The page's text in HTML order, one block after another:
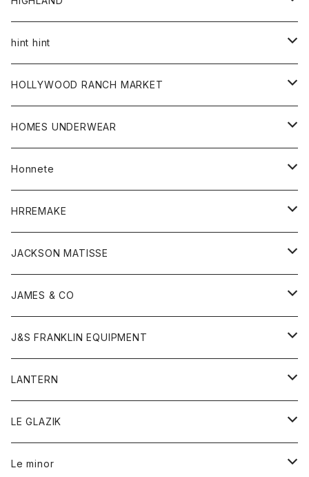
ジャケット
トップス
シャツ
カーディガン
ボトム
グッズ
帽子
帽子
hint hint
ストール
HOLLYWOOD RANCH MARKET
アウター
カーディガン
コート
フリース
アクセサリー
ウォレット
ストール
マフラー
キッズ
Tシャツ
グッズ
アンダーウェア
靴
トップス
カーディガン
ジャケット
ボトム
オーバーオール
ショートパンツ
レディース
アウター
カーディガン
HOMES UNDERWEAR
アウター
カーディガン
コート
キッズ
Tシャツ
ロンパース
グッズ
靴
ストール
トップス
カットソー
シャツ
ボトム
オーバーオール
ショートパンツ
レディース
オーバーオール
シャツ
ワンピース
ワンピース
Honnete
ブラウス
ワンピース
HRREMAKE
バック
キッズ
トレーナー
トップス
Gジャケット
スウェット
帽子
JACKSON MATISSE
Tシャツ
帽子
JAMES & CO
ボトム
J&S FRANKLIN EQUIPMENT
アウター
LANTERN
アウター
Tシャツ
LE GLAZIK
レディース
Le minor